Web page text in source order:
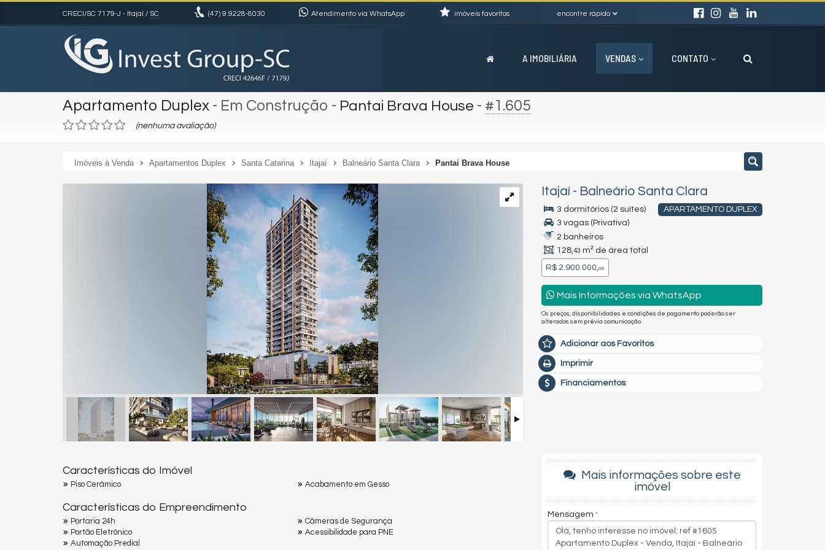
CRECI/SC 7179-J - Itajaí / SC (47) 9.9228-8030 Atendimento via WhatsApp encontre rápido
imóveis favoritos
A IMOBILIÁRIA VENDAS CONTATO
Apartamento Duplex - Em Construção - Pantai Brava House - #1.605
(nenhuma avaliação)
Imóveis à Venda Apartamentos Duplex Santa Catarina Itajaí Balneário Santa Clara Pantai Brava House
Itajaí - Balneário Santa Clara
APARTAMENTO DUPLEX
3 dormitórios (2 suítes)
3 vagas (Privativa)
2 banheiros
128,43 m² de área total
R$ 2.900.000,00
Mais Informações via WhatsApp
Os preços, disponibilidades e condições de pagamento poderão ser
alterados sem prévia comunicação.
Adicionar aos Favoritos
Imprimir
Financiamentos
Características do Imóvel
Piso Cerâmico Acabamento em Gesso
Características do Empreendimento
Portaria 24h
Portão Eletrônico
Automação Predial
Câmeras de Segurança
Acessibilidade para PNE
Mais informações sobre este
imóvel
Mensagem